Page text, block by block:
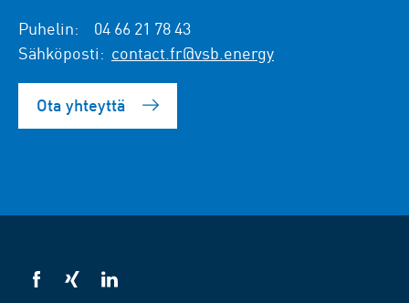
Puhelin:
04 66 21 78 43
Sähköposti: contact.fr@vsb.energy
Ota yhteyttä
VSB
VSB
VSB